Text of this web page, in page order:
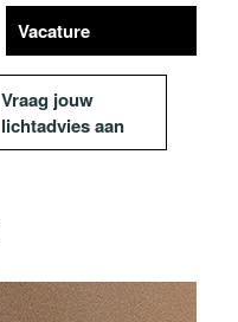
Vacature
Vraag jouw
lichtadvies aan